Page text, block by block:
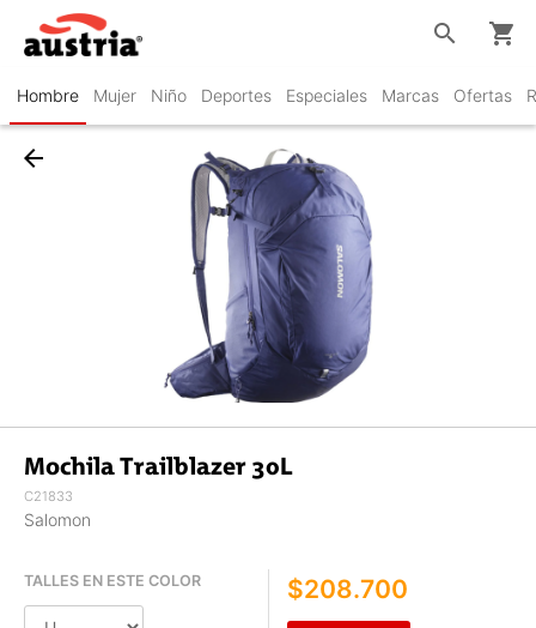
Hombre Mujer Niño Deportes Especiales Marcas Ofertas
search shopping_cart
arrow_back
Mochila Trailblazer 30L
C21833
Salomon
TALLES EN ESTE COLOR $208.700